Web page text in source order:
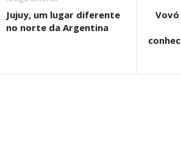
Jujuy, um lugar diferente
no norte da Argentina
Vovó